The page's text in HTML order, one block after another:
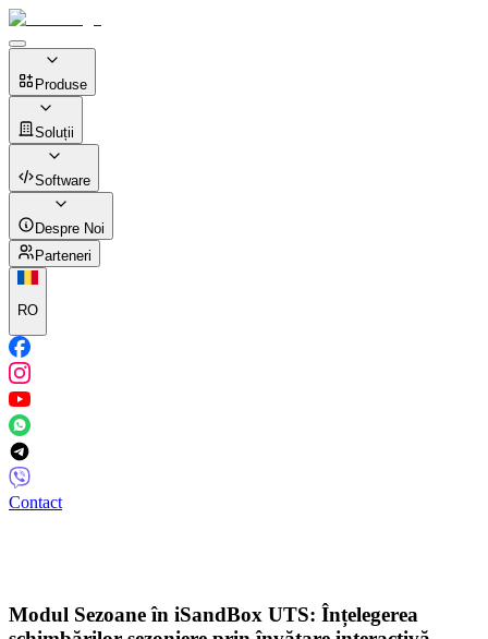
Produse
Soluții
Software
Despre Noi
Parteneri
RO
Contact
Modul Sezoane în iSandBox UTS: Înțelegerea